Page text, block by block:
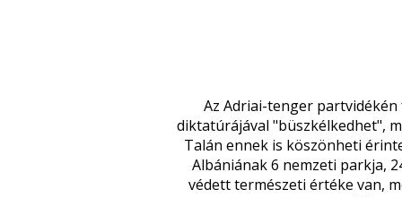
Az Adriai-tenger
diktatúrájával "büszkélkedhet",
Talán ennek is köszönheti
Albániának 6 nemzeti parkja,
védett természeti értéke van,